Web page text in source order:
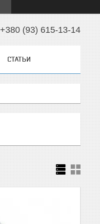
+380 (93) 615-13-14
СТАТЬИ